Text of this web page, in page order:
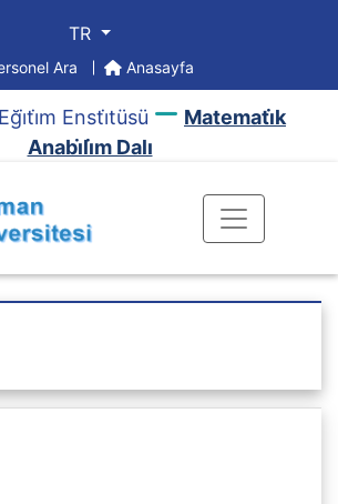
TR
Ara Anasayfa
Ensti̇tüsü
Matemati̇k
Anabi̇li̇m Dalı